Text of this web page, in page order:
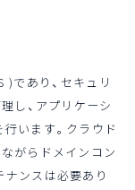
あり、セキュリ
し、アプリケーシ
います。クラウド
がらドメインコン
ンスは必要あり